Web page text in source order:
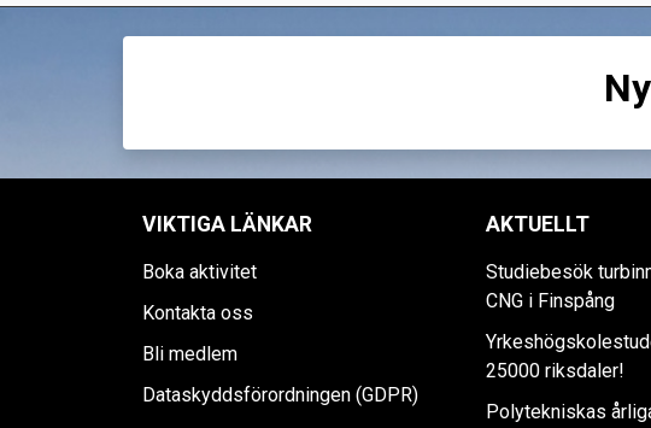
VIKTIGA LÄNKAR
Boka aktivitet
Kontakta oss
Bli medlem
Dataskyddsförordningen (GDPR)
AKTUELLT
Studiebesök
CNG i Finspång
25000 riksdaler!
Polytekniskas